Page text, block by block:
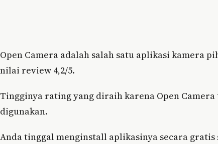
Open Camera adalah salah satu aplikasi kamera
nilai review 4,2/5.
Tingginya rating yang diraih karena Open
digunakan.
Anda tinggal menginstall aplikasinya secara